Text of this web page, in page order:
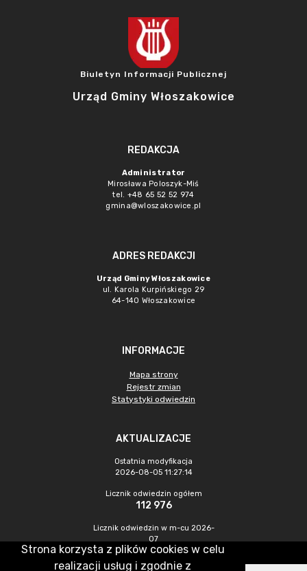
Biuletyn Informacji Publicznej
Urząd Gminy Włoszakowice
REDAKCJA
Administrator
Mirosława Poloszyk-Miś
tel. +48 65 52 52 974
gmina@wloszakowice.pl
ADRES REDAKCJI
Urząd Gminy Włoszakowice
ul. Karola Kurpińskiego 29
64-140 Włoszakowice
INFORMACJE
Mapa strony
Rejestr zmian
Statystyki odwiedzin
AKTUALIZACJE
Ostatnia modyfikacja
2026-08-05 11:27:14
Licznik odwiedzin ogółem
112 976
Licznik odwiedzin w m-cu 2026-
07
306
Strona korzysta z plików cookies w celu
realizacji usług i zgodnie z